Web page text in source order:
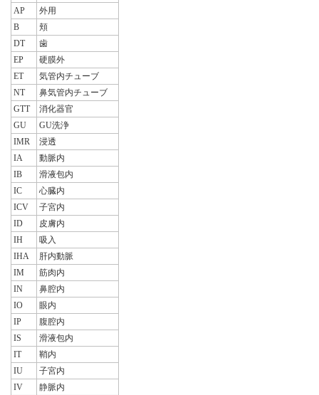
AP
外用
B
頬
DT
歯
EP
硬膜外
ET
気管内チューブ
NT
鼻気管内チューブ
GTT
消化器官
GU
GU洗浄
IMR
浸透
IA
動脈内
IB
滑液包内
IC
心臓内
ICV
子宮内
ID
皮膚内
IH
吸入
IHA
肝内動脈
IM
筋肉内
IN
鼻腔内
IO
眼内
IP
腹腔内
IS
滑液包内
IT
鞘内
IU
子宮内
IV
静脈内